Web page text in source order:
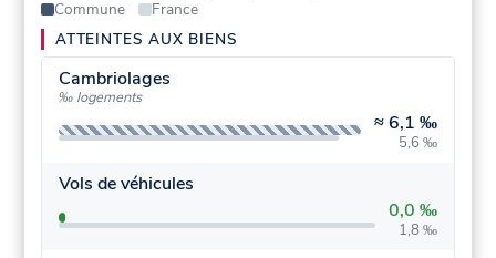
Commune
France
ATTEINTES AUX BIENS
Cambriolages
‰ logements
≈6,1 ‰
5,6 ‰
Vols de véhicules
0,0 ‰
1,8 ‰